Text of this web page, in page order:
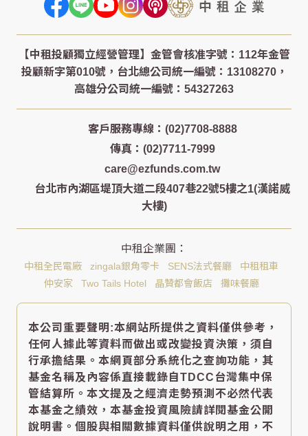
客戶服務專線：(02)7708-8888
傳真：(02)7711-7999
care@ezfunds.com.tw
台北市內湖區堤頂大道二段407巷22號5樓之1(漢諾威
大樓)
中租全民電廠 zingala銀角零卡 SENS法式餐廳
中租租車
仲安家
Two Tails Hotel 晶贊都會飯店 攤味餐廳
本公司重要聲明:本網站所提供之資料僅供參考，
任何人據此等資料而做出或改變投資決策，須自
行承擔結果。本網頁部分系統化之查詢功能，其
基金名稱及內容係直接載錄自TDCC台灣集中保
管結算所。本文提及之經濟走勢預測不必然代表
本基金之績效，本基金投資風險請詳閱基金公開
說明書。個股與相關數據資料僅供說明之用，不